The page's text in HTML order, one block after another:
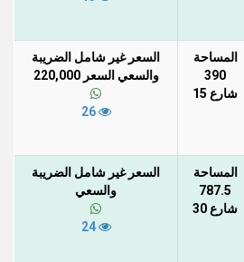
المساحة
390
شارع 15
السعر غير شامل الضريبة
والسعي السعر 220,000
26
المساحة
787.5
شارع 30
السعر غير شامل الضريبة
والسعي
24